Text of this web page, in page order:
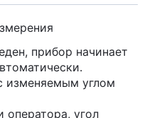
прибор начинает
изменяемым углом
оператора, угол